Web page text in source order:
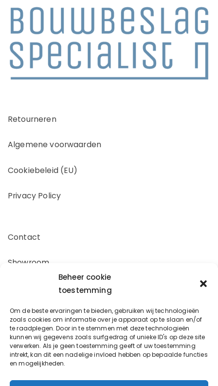
Beheer cookie
toestemming
Om de beste ervaringen te bieden, gebruiken wij technologieën
zoals cookies om informatie over je apparaat op te slaan en/of
te raadplegen. Door in te stemmen met deze technologieën
kunnen wij gegevens zoals surfgedrag of unieke ID's op deze site
verwerken. Als je geen toestemming geeft of uw toestemming
intrekt, kan dit een nadelige invloed hebben op bepaalde functies
en mogelijkheden.
Retourneren
Algemene voorwaarden
Cookiebeleid (EU)
Privacy Policy
Contact
Showroom
Offerte aanvragen
Zakelijk inkopen
Oostergracht 17-10
3763LX Soest